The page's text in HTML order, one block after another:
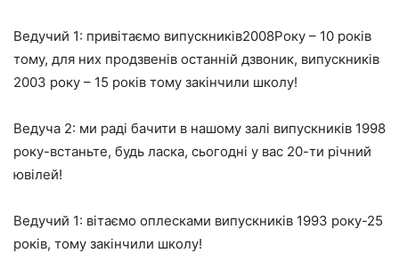
Ведучий 1: привітаємо випускників2008Року – 10 років
тому, для них продзвенів останній дзвоник, випускників
2003 року – 15 років тому закінчили школу!
Ведуча 2: ми раді бачити в нашому залі випускників 1998
року-встаньте, будь ласка, сьогодні у вас 20-ти річний
ювілей!
Ведучий 1: вітаємо оплесками випускників 1993 року-25
років, тому закінчили школу!